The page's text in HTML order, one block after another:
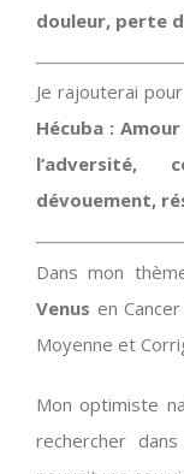
douleur, perte
Je rajouterai
Hécuba :
l’adversité,
dévouement,
Dans mon
Venus en
Moyenne et
Mon optimiste
rechercher dans